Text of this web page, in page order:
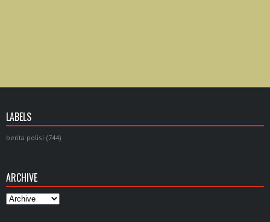
LABELS
berita polisi (744)
ARCHIVE